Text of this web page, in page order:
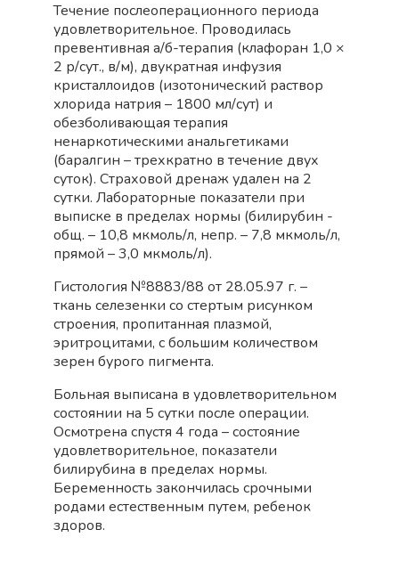
Течение послеоперационного периода
удовлетворительное. Проводилась
превентивная а/б-терапия (клафоран 1,0 ×
2 р/сут., в/м), двукратная инфузия
кристаллоидов (изотонический раствор
хлорида натрия – 1800 мл/сут) и
обезболивающая терапия
ненаркотическими анальгетиками
(баралгин – трехкратно в течение двух
суток). Страховой дренаж удален на 2
сутки. Лабораторные показатели при
выписке в пределах нормы (билирубин -
общ. – 10,8 мкмоль/л, непр. – 7,8 мкмоль/л,
прямой – 3,0 мкмоль/л).
Гистология №8883/88 от 28.05.97 г. –
ткань селезенки со стертым рисунком
строения, пропитанная плазмой,
эритроцитами, с большим количеством
зерен бурого пигмента.
Больная выписана в удовлетворительном
состоянии на 5 сутки после операции.
Осмотрена спустя 4 года – состояние
удовлетворительное, показатели
билирубина в пределах нормы.
Беременность закончилась срочными
родами естественным путем, ребенок
здоров.